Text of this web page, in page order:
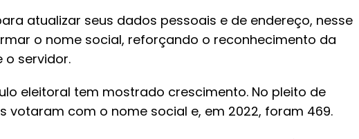
atualizar seus dados pessoais e de endereço, nesse
o nome social, reforçando o reconhecimento da
o servidor.
eleitoral tem mostrado crescimento. No pleito de
votaram com o nome social e, em 2022, foram 469.